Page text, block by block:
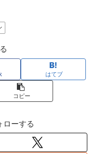
はてブ
コピー
ローする